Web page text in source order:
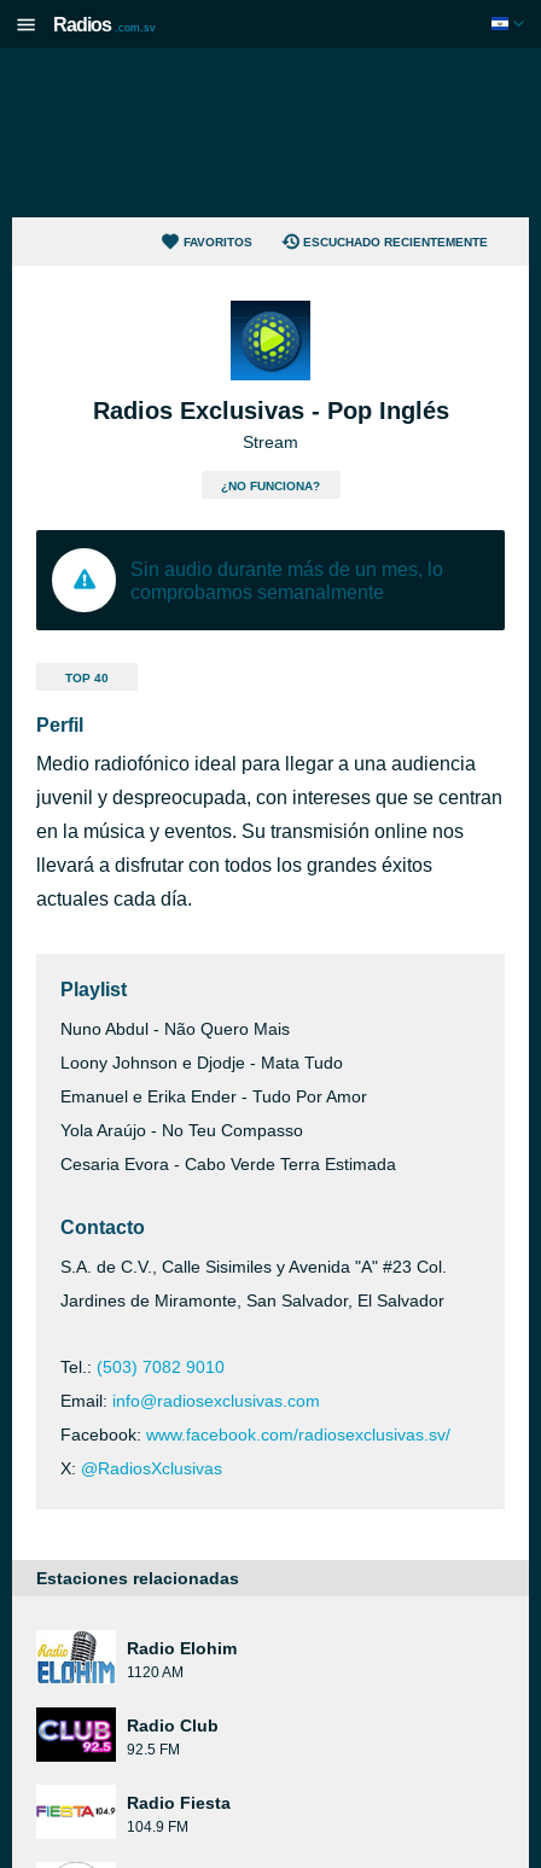
Radios .com.sv
FAVORITOS ESCUCHADO RECIENTEMENTE
Radios Exclusivas - Pop Inglés
Stream
¿NO FUNCIONA?
Sin audio durante más de un mes, lo
comprobamos semanalmente
TOP 40
Perfil
Medio radiofónico ideal para llegar a una audiencia
juvenil y despreocupada, con intereses que se centran
en la música y eventos. Su transmisión online nos
llevará a disfrutar con todos los grandes éxitos
actuales cada día.
Playlist
Nuno Abdul - Não Quero Mais
Loony Johnson e Djodje - Mata Tudo
Emanuel e Erika Ender - Tudo Por Amor
Yola Araújo - No Teu Compasso
Cesaria Evora - Cabo Verde Terra Estimada
Contacto
S.A. de C.V., Calle Sisimiles y Avenida "A" #23 Col.
Jardines de Miramonte, San Salvador, El Salvador
Tel.: (503) 7082 9010
Email: info@radiosexclusivas.com
Facebook: www.facebook.com/radiosexclusivas.sv/
X: @RadiosXclusivas
Estaciones relacionadas
Radio Elohim
1120 AM
Radio Club
92.5 FM
Radio Fiesta
104.9 FM